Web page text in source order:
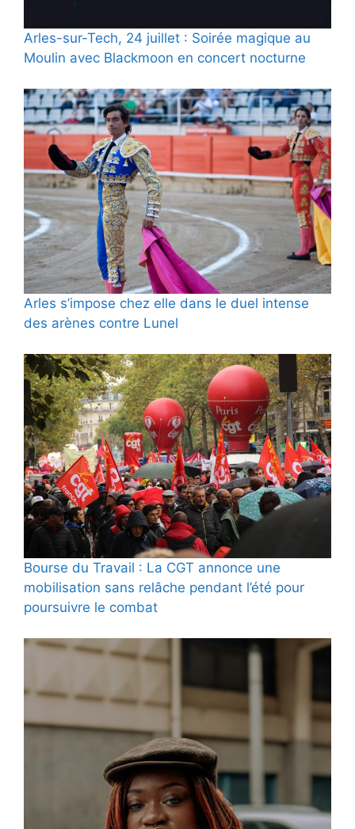
Arles-sur-Tech, 24 juillet : Soirée magique au
Moulin avec Blackmoon en concert nocturne
Arles s’impose chez elle dans le duel intense
des arènes contre Lunel
Bourse du Travail : La CGT annonce une
mobilisation sans relâche pendant l’été pour
poursuivre le combat